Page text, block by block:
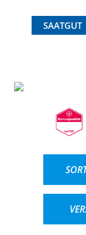
SAATGUT